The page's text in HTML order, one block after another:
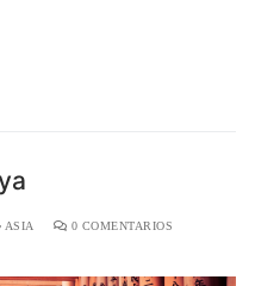
ASIA 0 COMENTARIOS